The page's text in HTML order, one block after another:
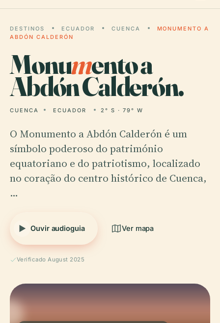
DESTINOS ECUADOR CUENCA
MONUMENTO A
ABDÓN CALDERÓN
Monumento a
Abdón Calderón.
CUENCA ECUADOR 2° S · 79° W
O Monumento a Abdón Calderón é um
símbolo poderoso do património
equatoriano e do patriotismo, localizado
no coração do centro histórico de Cuenca,
…
Ouvir audioguia Ver mapa
Verificado August 2025